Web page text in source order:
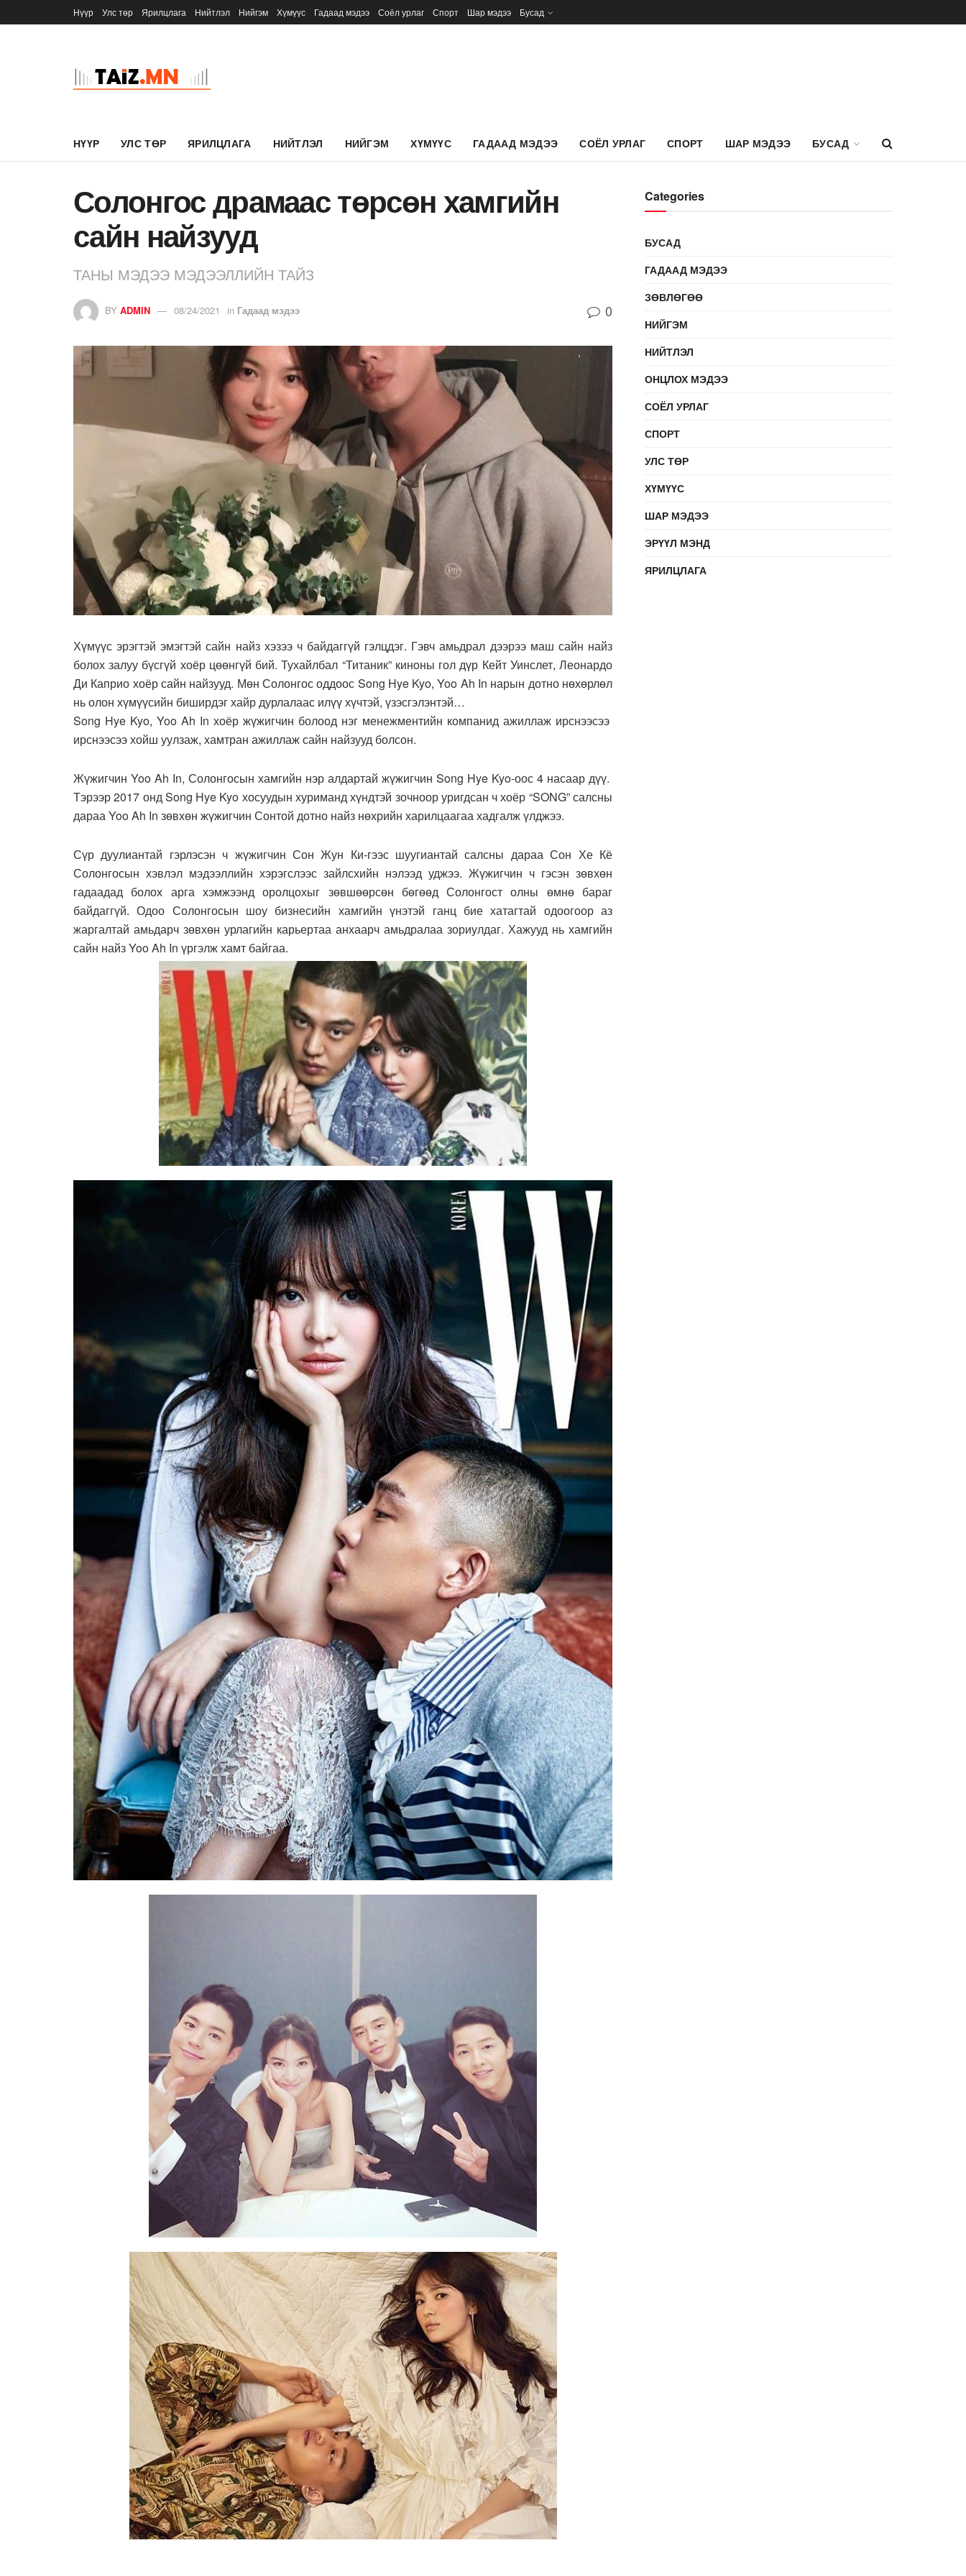
Нүүр Улс төр Ярилцлага Нийтлэл Нийгэм Хүмүүс Гадаад мэдээ Соёл урлаг Спорт Шар мэдээ Бусад
НҮҮР УЛС ТӨР ЯРИЛЦЛАГА НИЙТЛЭЛ НИЙГЭМ ХҮМҮҮС ГАДААД МЭДЭЭ СОЁЛ УРЛАГ СПОРТ ШАР МЭДЭЭ БУСАД
Солонгос драмаас төрсөн хамгийн
сайн найзууд
ТАНЫ МЭДЭЭ МЭДЭЭЛЛИЙН ТАЙЗ
BY ADMIN 08/24/2021 in Гадаад мэдээ 0
Хүмүүс эрэгтэй эмэгтэй сайн найз хэзээ ч байдаггүй гэлцдэг. Гэвч амьдрал дээрээ маш сайн найз
болох залуу бүсгүй хоёр цөөнгүй бий. Тухайлбал “Титаник” киноны гол дүр Кейт Уинслет, Леонардо
Ди Каприо хоёр сайн найзууд. Мөн Солонгос оддоос Song Hye Kyo, Yoo Ah In нарын дотно нөхөрлөл
нь олон хүмүүсийн биширдэг хайр дурлалаас илүү хүчтэй, үзэсгэлэнтэй…
Song Hye Kyo, Yoo Ah In хоёр жүжигчин болоод нэг менежментийн компанид ажиллаж ирснээсээ
ирснээсээ хойш уулзаж, хамтран ажиллаж сайн найзууд болсон.
Жүжигчин Yoo Ah In, Солонгосын хамгийн нэр алдартай жүжигчин Song Hye Kyo-оос 4 насаар дүү.
Тэрээр 2017 онд Song Hye Kyo хосуудын хуриманд хүндтэй зочноор уригдсан ч хоёр “SONG” салсны
дараа Yoo Ah In зөвхөн жүжигчин Сонтой дотно найз нөхрийн харилцаагаа хадгалж үлджээ.
Сүр дуулиантай гэрлэсэн ч жүжигчин Сон Жун Ки-гээс шуугиантай салсны дараа Сон Хе Кё
Солонгосын хэвлэл мэдээллийн хэрэгслээс зайлсхийн нэлээд уджээ. Жүжигчин ч гэсэн зөвхөн
гадаадад болох арга хэмжээнд оролцохыг зөвшөөрсөн бөгөөд Солонгост олны өмнө бараг
байдаггүй. Одоо Солонгосын шоу бизнесийн хамгийн үнэтэй ганц бие хатагтай одоогоор аз
жаргалтай амьдарч зөвхөн урлагийн карьертаа анхаарч амьдралаа зориулдаг. Хажууд нь хамгийн
сайн найз Yoo Ah In үргэлж хамт байгаа.
Categories
БУСАД
ГАДААД МЭДЭЭ
ЗӨВЛӨГӨӨ
НИЙГЭМ
НИЙТЛЭЛ
ОНЦЛОХ МЭДЭЭ
СОЁЛ УРЛАГ
СПОРТ
УЛС ТӨР
ХҮМҮҮС
ШАР МЭДЭЭ
ЭРҮҮЛ МЭНД
ЯРИЛЦЛАГА